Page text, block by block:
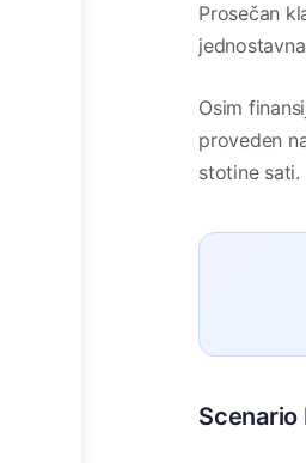
Prosečan
Osim
proveden
stotine sati.
Scenario